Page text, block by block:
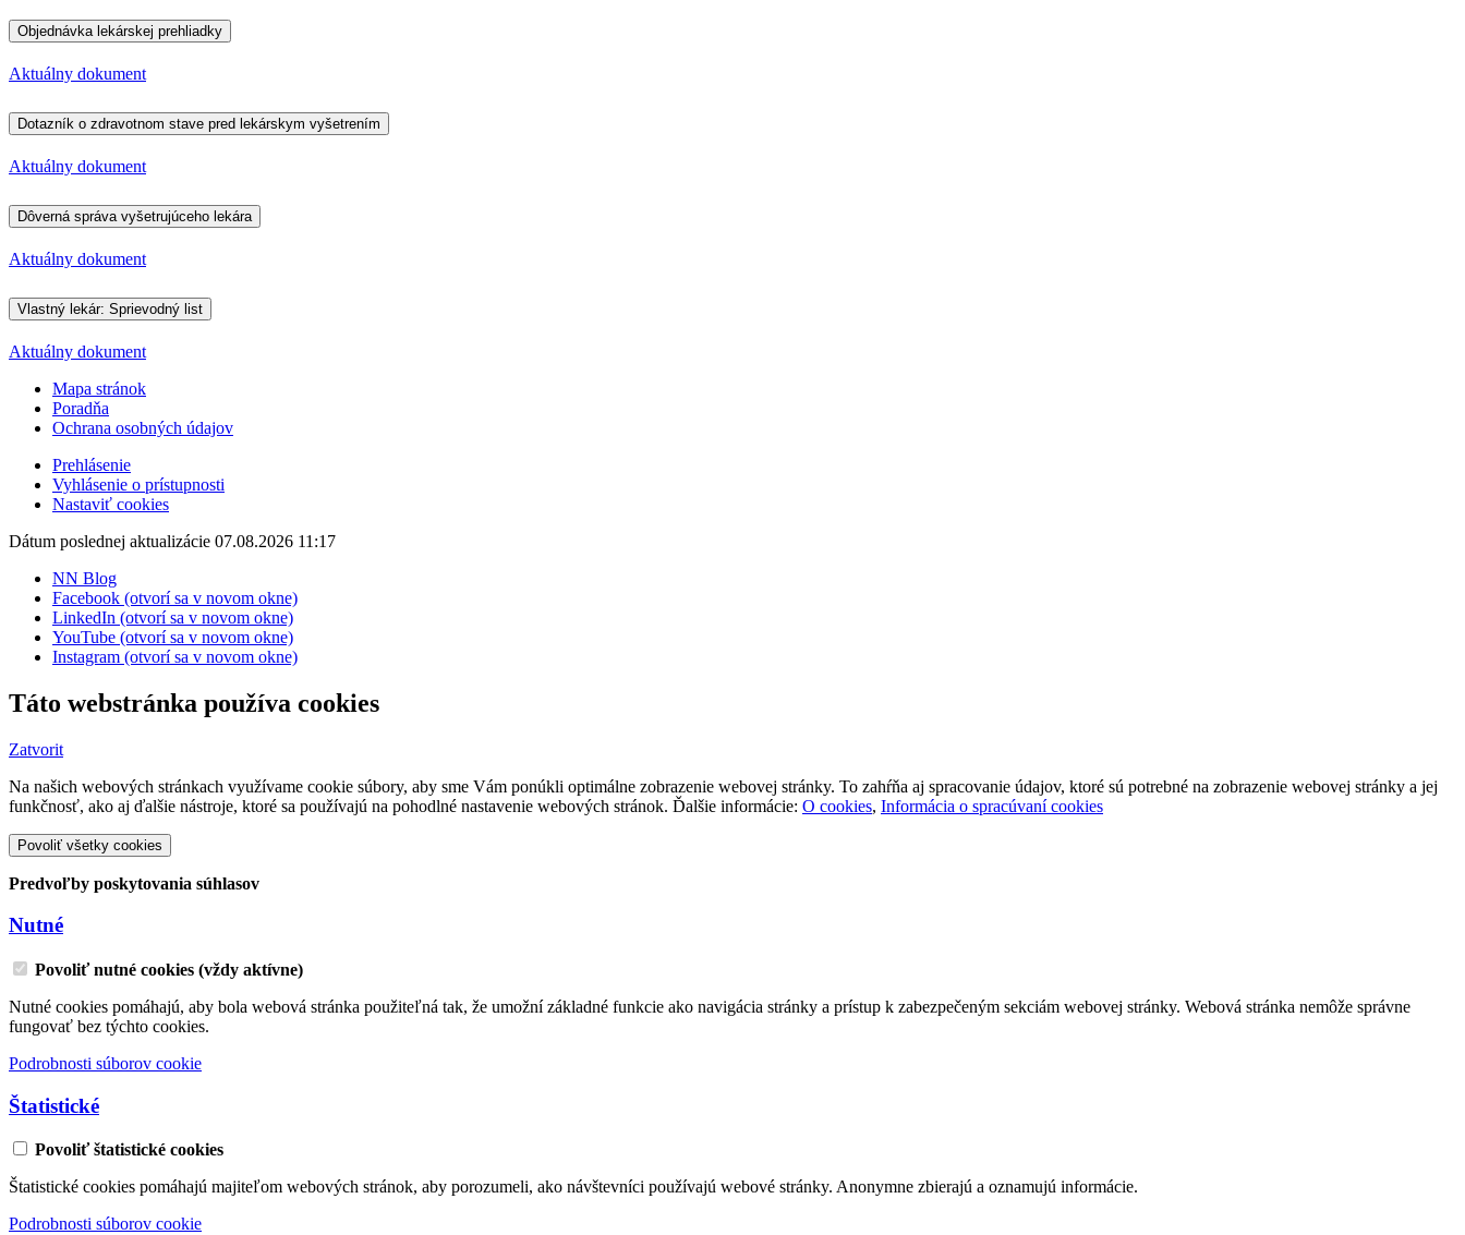
Objednávka lekárskej prehliadky
Aktuálny dokument
Dotazník o zdravotnom stave pred lekárskym vyšetrením
Aktuálny dokument
Dôverná správa vyšetrujúceho lekára
Aktuálny dokument
Vlastný lekár: Sprievodný list
Aktuálny dokument
Mapa stránok
Poradňa
Ochrana osobných údajov
Prehlásenie
Vyhlásenie o prístupnosti
Nastaviť cookies
Dátum poslednej aktualizácie 07.08.2026 11:17
NN Blog
Facebook (otvorí sa v novom okne)
LinkedIn (otvorí sa v novom okne)
YouTube (otvorí sa v novom okne)
Instagram (otvorí sa v novom okne)
Táto webstránka používa cookies
Zatvorit
Na našich webových stránkach využívame cookie súbory, aby sme Vám ponúkli optimálne zobrazenie webovej stránky. To zahŕňa aj spracovanie údajov, ktoré sú potrebné na zobrazenie webovej stránky a jej
funkčnosť, ako aj ďalšie nástroje, ktoré sa používajú na pohodlné nastavenie webových stránok. Ďalšie informácie: O cookies, Informácia o spracúvaní cookies
Povoliť všetky cookies
Predvoľby poskytovania súhlasov
Nutné
Povoliť nutné cookies (vždy aktívne)
Nutné cookies pomáhajú, aby bola webová stránka použiteľná tak, že umožní základné funkcie ako navigácia stránky a prístup k zabezpečeným sekciám webovej stránky. Webová stránka nemôže správne
fungovať bez týchto cookies.
Podrobnosti súborov cookie
Štatistické
Povoliť štatistické cookies
Štatistické cookies pomáhajú majiteľom webových stránok, aby porozumeli, ako návštevníci používajú webové stránky. Anonymne zbierajú a oznamujú informácie.
Podrobnosti súborov cookie